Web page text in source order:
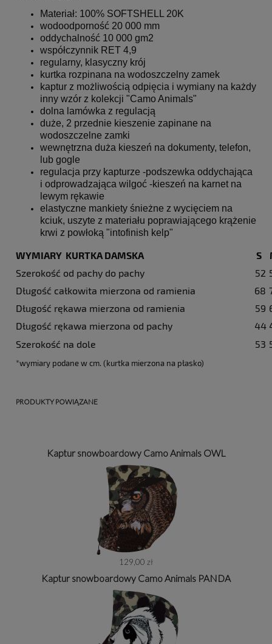
Materiał: 100% SOFTSHELL 20K
wodoodporność 20 000 mm
oddychalność 10 000 gm2
współczynnik RET 4,9
regularny, klasyczny krój
kurtka rozpinana na wodoszczelny zamek
kaptur z możliwością odpięcia i wymiany na każdy
inny wzór z kolekcji "Camo Animals"
dolna lamówka z regulacją
duże, 2 przednie kieszenie zapinane na
wodoszczelne zamki
wewnętrzna duża kieszeń na dokumenty, telefon,
lub gogle
regulacja przy kapturze -podszewka oddychająca
i odprowadzająca wilgoć -kieszeń na karnet na
lewym rękawie
elastyczne mankiety śnieżne z wycięciem na
kciuk, uszyte z materiału poprawiającego krążenie
krwi z powłoką "intofinish kelp"
WYMIARY KURTKA DAMSKA S
Szerokość od pachy do pachy
52
Długość całkowita mierzona od ramienia
68
Długość rękawa mierzona od ramienia
59
Długość rękawa mierzona od pachy
44
Szerokość na dole
53
*wymiary podane w cm. (kurtka mierzona na płasko)
PRODUKTY POWIĄZANE
Kaptur snowboardowy Camo Animals OWL
129,00 zł
Kaptur snowboardowy Camo Animals PANDA